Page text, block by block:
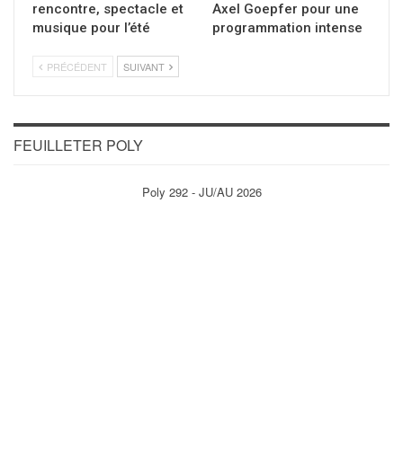
rencontre, spectacle et
musique pour l’été
Axel Goepfer pour une
programmation intense
PRÉCÉDENT SUIVANT
FEUILLETER POLY
Poly 292 - JU/AU 2026